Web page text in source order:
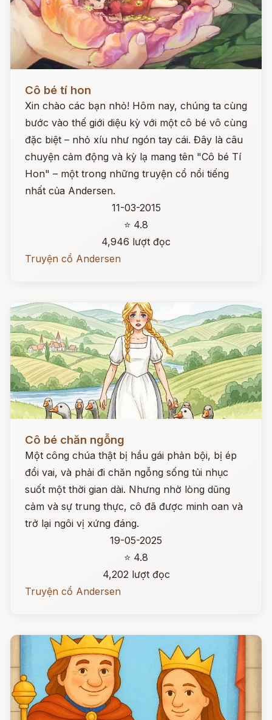
Cô bé tí hon
Xin chào các bạn nhỏ! Hôm nay, chúng ta cùng
bước vào thế giới diệu kỳ với một cô bé vô cùng
đặc biệt – nhỏ xíu như ngón tay cái. Đây là câu
chuyện cảm động và kỳ lạ mang tên "Cô bé Tí
Hon" – một trong những truyện cổ nổi tiếng
nhất của Andersen.
11-03-2015
⭐ 4.8
4,946 lượt đọc
Truyện cổ Andersen
Cô bé chăn ngỗng
Một công chúa thật bị hầu gái phản bội, bị ép
đổi vai, và phải đi chăn ngỗng sống tủi nhục
suốt một thời gian dài. Nhưng nhờ lòng dũng
cảm và sự trung thực, cô đã được minh oan và
trở lại ngôi vị xứng đáng.
19-05-2025
⭐ 4.8
4,202 lượt đọc
Truyện cổ Andersen